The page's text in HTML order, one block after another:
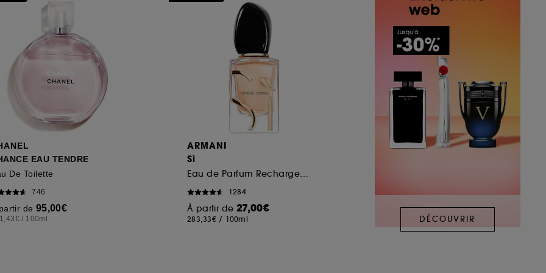
EAU TENDRE
De Toilette
746
de 95,00€
/ 100ml
ARMANI
Sì
1284
À partir de 27,00€
283,33€ / 100ml DÉCOUVRIR